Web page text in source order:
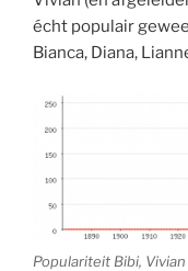
écht populair
Bianca, Diana,
Populariteit Bibi,